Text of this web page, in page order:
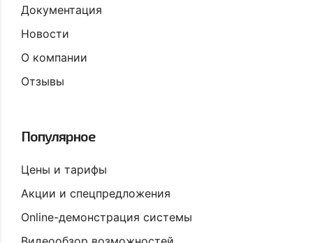
Документация
Новости
О компании
Отзывы
Популярное
Цены и тарифы
Акции и спецпредложения
Online-демонстрация системы